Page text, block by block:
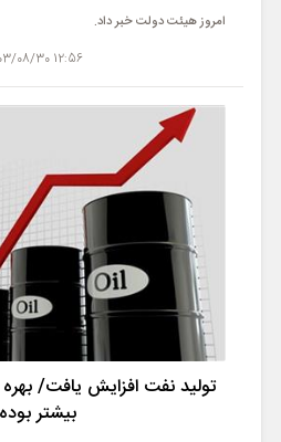
امروز هیئت دولت خبر داد.
12:56 1403/08/30
تولید نفت افزایش یافت/ بهره
بیشتر